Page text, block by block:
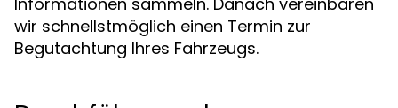
wir schnellstmöglich einen Termin zur
Begutachtung Ihres Fahrzeugs.